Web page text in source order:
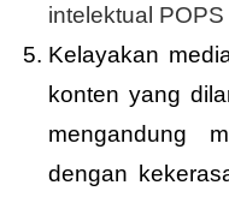
intelektual
Kelayakan
konten yang
mengandung
dengan